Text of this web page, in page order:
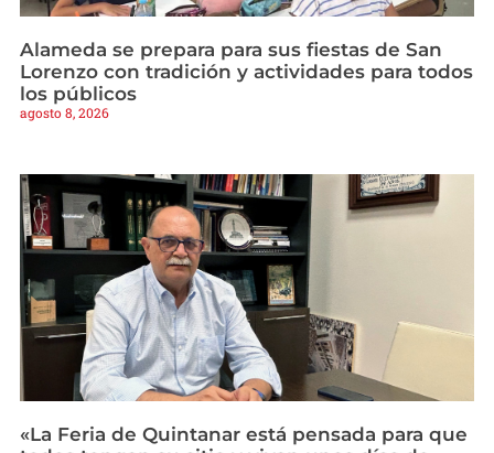
Alameda se prepara para sus fiestas de San
Lorenzo con tradición y actividades para todos
los públicos
agosto 8, 2026
«La Feria de Quintanar está pensada para que